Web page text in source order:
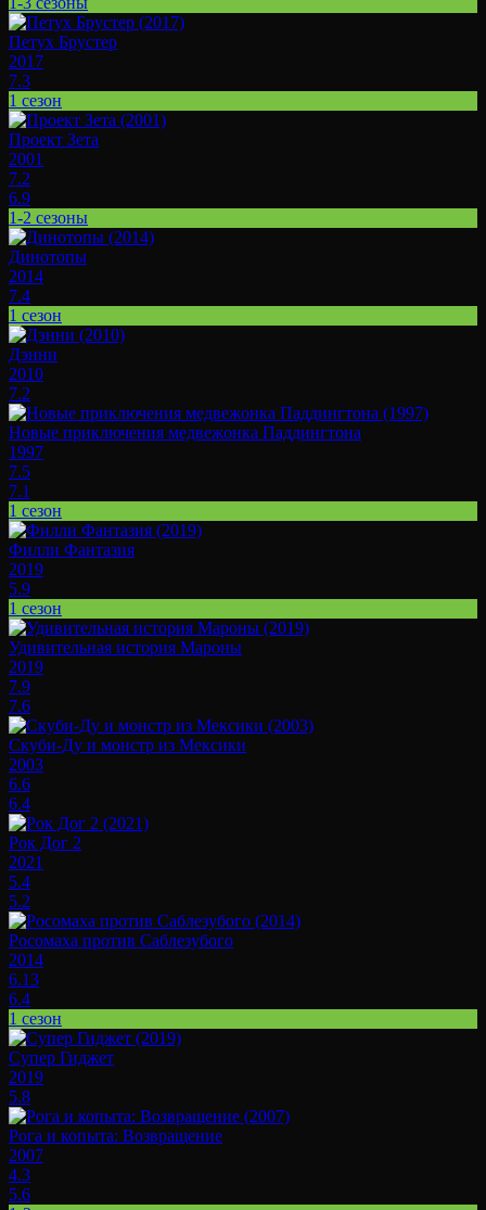
Петух Брустер
2017
7.3
1 сезон
Проект Зета
2001
7.2
6.9
1-2 сезоны
Динотопы
2014
7.4
1 сезон
Дэнни
2010
7.2
Новые приключения медвежонка Паддингтона
1997
7.5
7.1
1 сезон
Филли Фантазия
2019
5.9
1 сезон
Удивительная история Мароны
2019
7.9
7.6
Скуби-Ду и монстр из Мексики
2003
6.6
6.4
Рок Дог 2
2021
5.4
5.2
Росомаха против Саблезубого
2014
6.13
6.4
1 сезон
Супер Гиджет
2019
5.8
Рога и копыта: Возвращение
2007
4.3
5.6